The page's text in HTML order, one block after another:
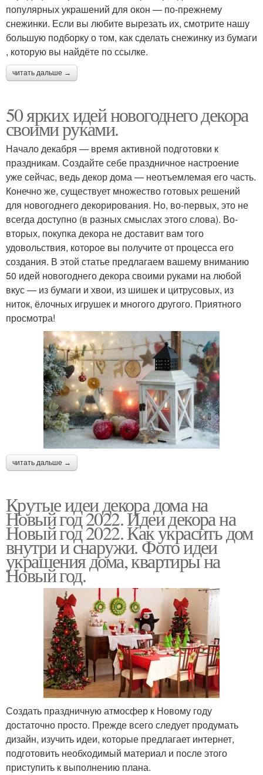
популярных украшений для окон — по‑прежнему
снежинки. Если вы любите вырезать их, смотрите нашу
большую подборку о том, как сделать снежинку из бумаги
, которую вы найдёте по ссылке.
читать дальше →
50 ярких идей новогоднего декора
своими руками.
Начало декабря — время активной подготовки к
праздникам. Создайте себе праздничное настроение
уже сейчас, ведь декор дома — неотъемлемая его часть.
Конечно же, существует множество готовых решений
для новогоднего декорирования. Но, во-первых, это не
всегда доступно (в разных смыслах этого слова). Во-
вторых, покупка декора не доставит вам того
удовольствия, которое вы получите от процесса его
создания. В этой статье предлагаем вашему вниманию
50 идей новогоднего декора своими руками на любой
вкус — из бумаги и хвои, из шишек и цитрусовых, из
ниток, ёлочных игрушек и многого другого. Приятного
просмотра!
читать дальше →
Крутые идеи декора дома на
Новый год 2022. Идеи декора на
Новый год 2022. Как украсить дом
внутри и снаружи. Фото идеи
украшения дома, квартиры на
Новый год.
Создать праздничную атмосфер к Новому году
достаточно просто. Прежде всего следует продумать
дизайн, изучить идеи, которые предлагает интернет,
подготовить необходимый материал и после этого
приступить к выполнению плана.